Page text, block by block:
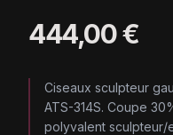
444,00 €
Ciseaux sculpteur
ATS-314S. Coupe
polyvalent sculpteur/